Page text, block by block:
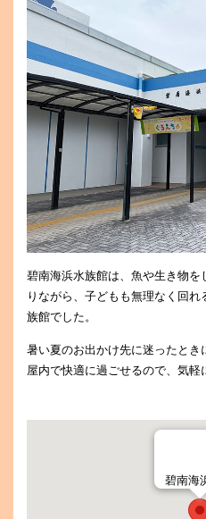
碧南海浜水族館は、魚や生き物
りながら、子どもも無理なく回
族館でした。
暑い夏のお出かけ先に迷ったとき
屋内で快適に過ごせるので、気軽
碧南海